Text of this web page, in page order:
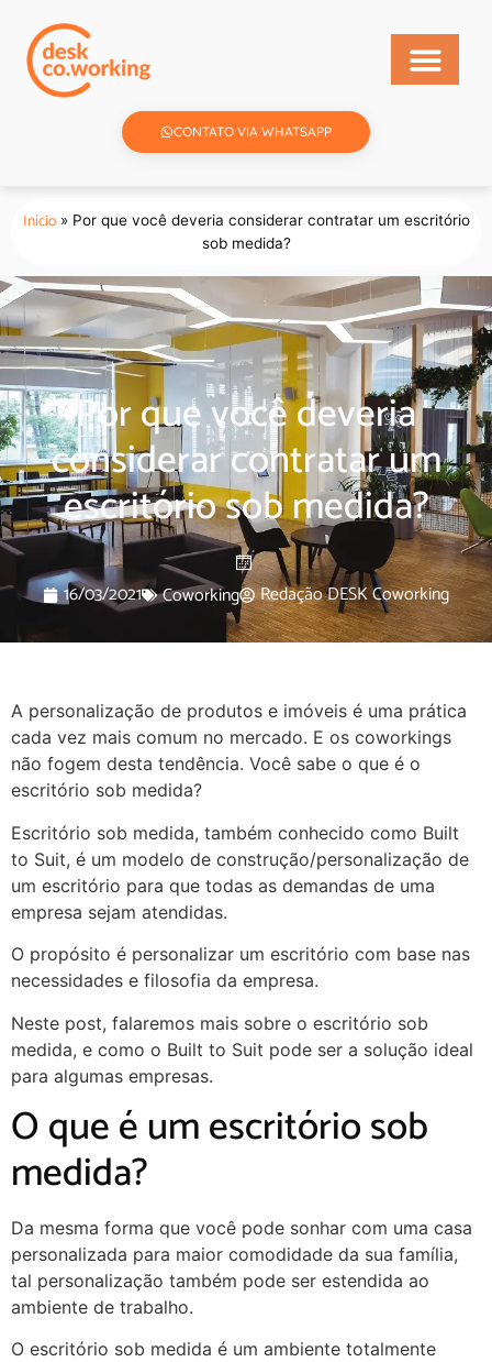
CONTATO VIA WHATSAPP
Início» Por que você deveria considerar contratar um escritório
sob medida?
Por que você deveria
considerar contratar um
escritório sob medida?
16/03/2021 Coworking Redação DESK Coworking
A personalização de produtos e imóveis é uma prática
cada vez mais comum no mercado. E os coworkings
não fogem desta tendência. Você sabe o que é o
escritório sob medida?
Escritório sob medida, também conhecido como Built
to Suit, é um modelo de construção/personalização de
um escritório para que todas as demandas de uma
empresa sejam atendidas.
O propósito é personalizar um escritório com base nas
necessidades e filosofia da empresa.
Neste post, falaremos mais sobre o escritório sob
medida, e como o Built to Suit pode ser a solução ideal
para algumas empresas.
O que é um escritório sob
medida?
Da mesma forma que você pode sonhar com uma casa
personalizada para maior comodidade da sua família,
tal personalização também pode ser estendida ao
ambiente de trabalho.
O escritório sob medida é um ambiente totalmente